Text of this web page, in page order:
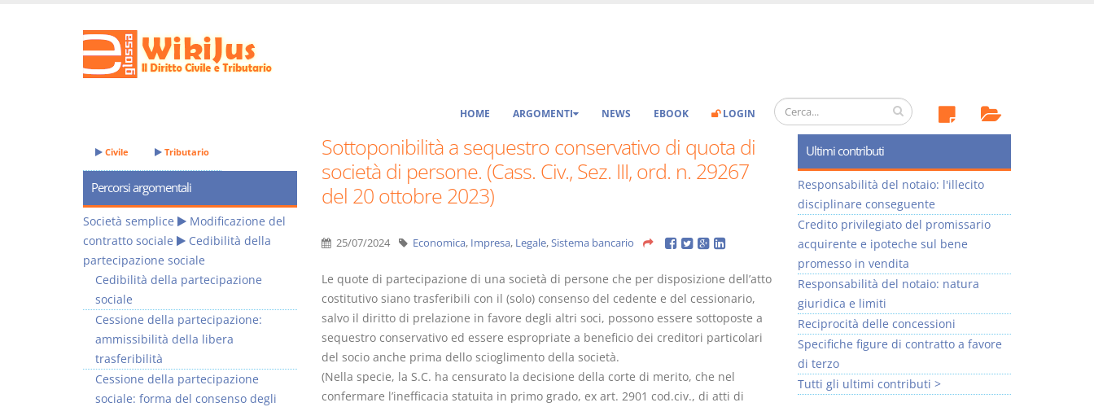
HOME ARGOMENTI NEWS EBOOK LOGIN
Sottoponibilità a sequestro conservativo di quota di
società di persone. (Cass. Civ., Sez. III, ord. n. 29267
del 20 ottobre 2023)
25/07/2024 Economica, Impresa, Legale,Sistema bancario
Le quote di partecipazione di una società di persone che per disposizione dell’atto
costitutivo siano trasferibili con il (solo) consenso del cedente e del cessionario,
salvo il diritto di prelazione in favore degli altri soci, possono essere sottoposte a
sequestro conservativo ed essere espropriate a beneficio dei creditori particolari
del socio anche prima dello scioglimento della società.
(Nella specie, la S.C. ha censurato la decisione della corte di merito, che nel
confermare l’inefficacia statuita in primo grado, ex art. 2901 cod.civ., di atti di
Civile Tributario
Percorsi argomentali
Società semplice
Modificazione del
contratto sociale
Cedibilità della
partecipazione sociale
Cedibilità della partecipazione
sociale
Cessione della partecipazione:
ammissibilità della libera
trasferibilità
Cessione della partecipazione
sociale: forma del consenso degli
Ultimi contributi
Responsabilità del notaio: l'illecito
disciplinare conseguente
Credito privilegiato del promissario
acquirente e ipoteche sul bene
promesso in vendita
Responsabilità del notaio: natura
giuridica e limiti
Reciprocità delle concessioni
Specifiche figure di contratto a favore
di terzo
Tutti gli ultimi contributi >